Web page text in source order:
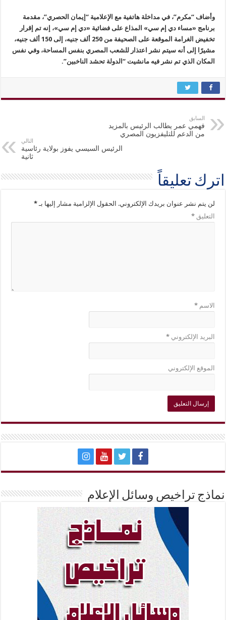
وأضاف “مكرم”، في مداخلة هاتفية مع الإعلامية “إيمان الحصري”، مقدمة
برنامج «مساء دي إم سي» المذاع على فضائية «دي إم سي»، إنه تم إقرار
تخفيض الغرامة الموقعة على الصحيفة من 250 ألف جنيه، إلى 150 ألف جنيه،
مشيرًا إلى أنه سيتم نشر اعتذار للشعب المصري بنفس المساحة، وفي نفس
المكان الذي تم نشر فيه مانشيت “الدولة تحشد الناخبين”.
السابق
فهمي عمر يطالب الرئيس بالمزيد
من الدعم للتليفزيون المصري
التالي
الرئيس السيسي يفوز بولاية رئاسية
ثانية
اترك تعليقاً
لن يتم نشر عنوان بريدك الإلكتروني. الحقول الإلزامية مشار إليها بـ*
التعليق*
الاسم*
البريد الإلكتروني*
الموقع الإلكتروني
نماذج تراخيص وسائل الإعلام